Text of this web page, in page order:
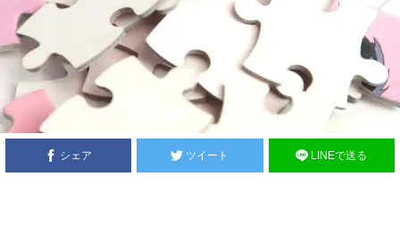
シェア ツイート LINEで送る